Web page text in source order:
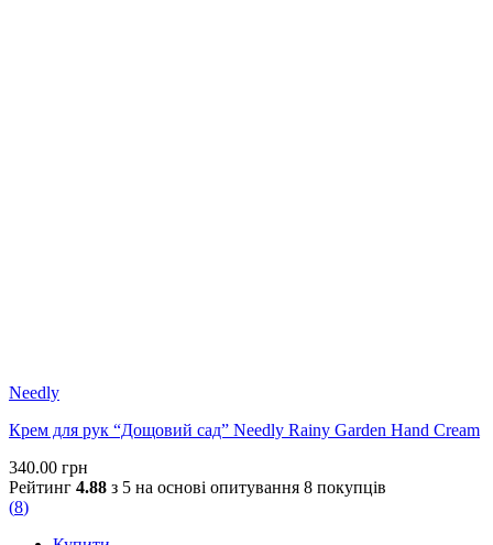
Needly
Крем для рук “Дощовий сад” Needly Rainy Garden Hand Cream
340.00 грн
Рейтинг 4.88 з 5 на основі опитування 8 покупців
(8)